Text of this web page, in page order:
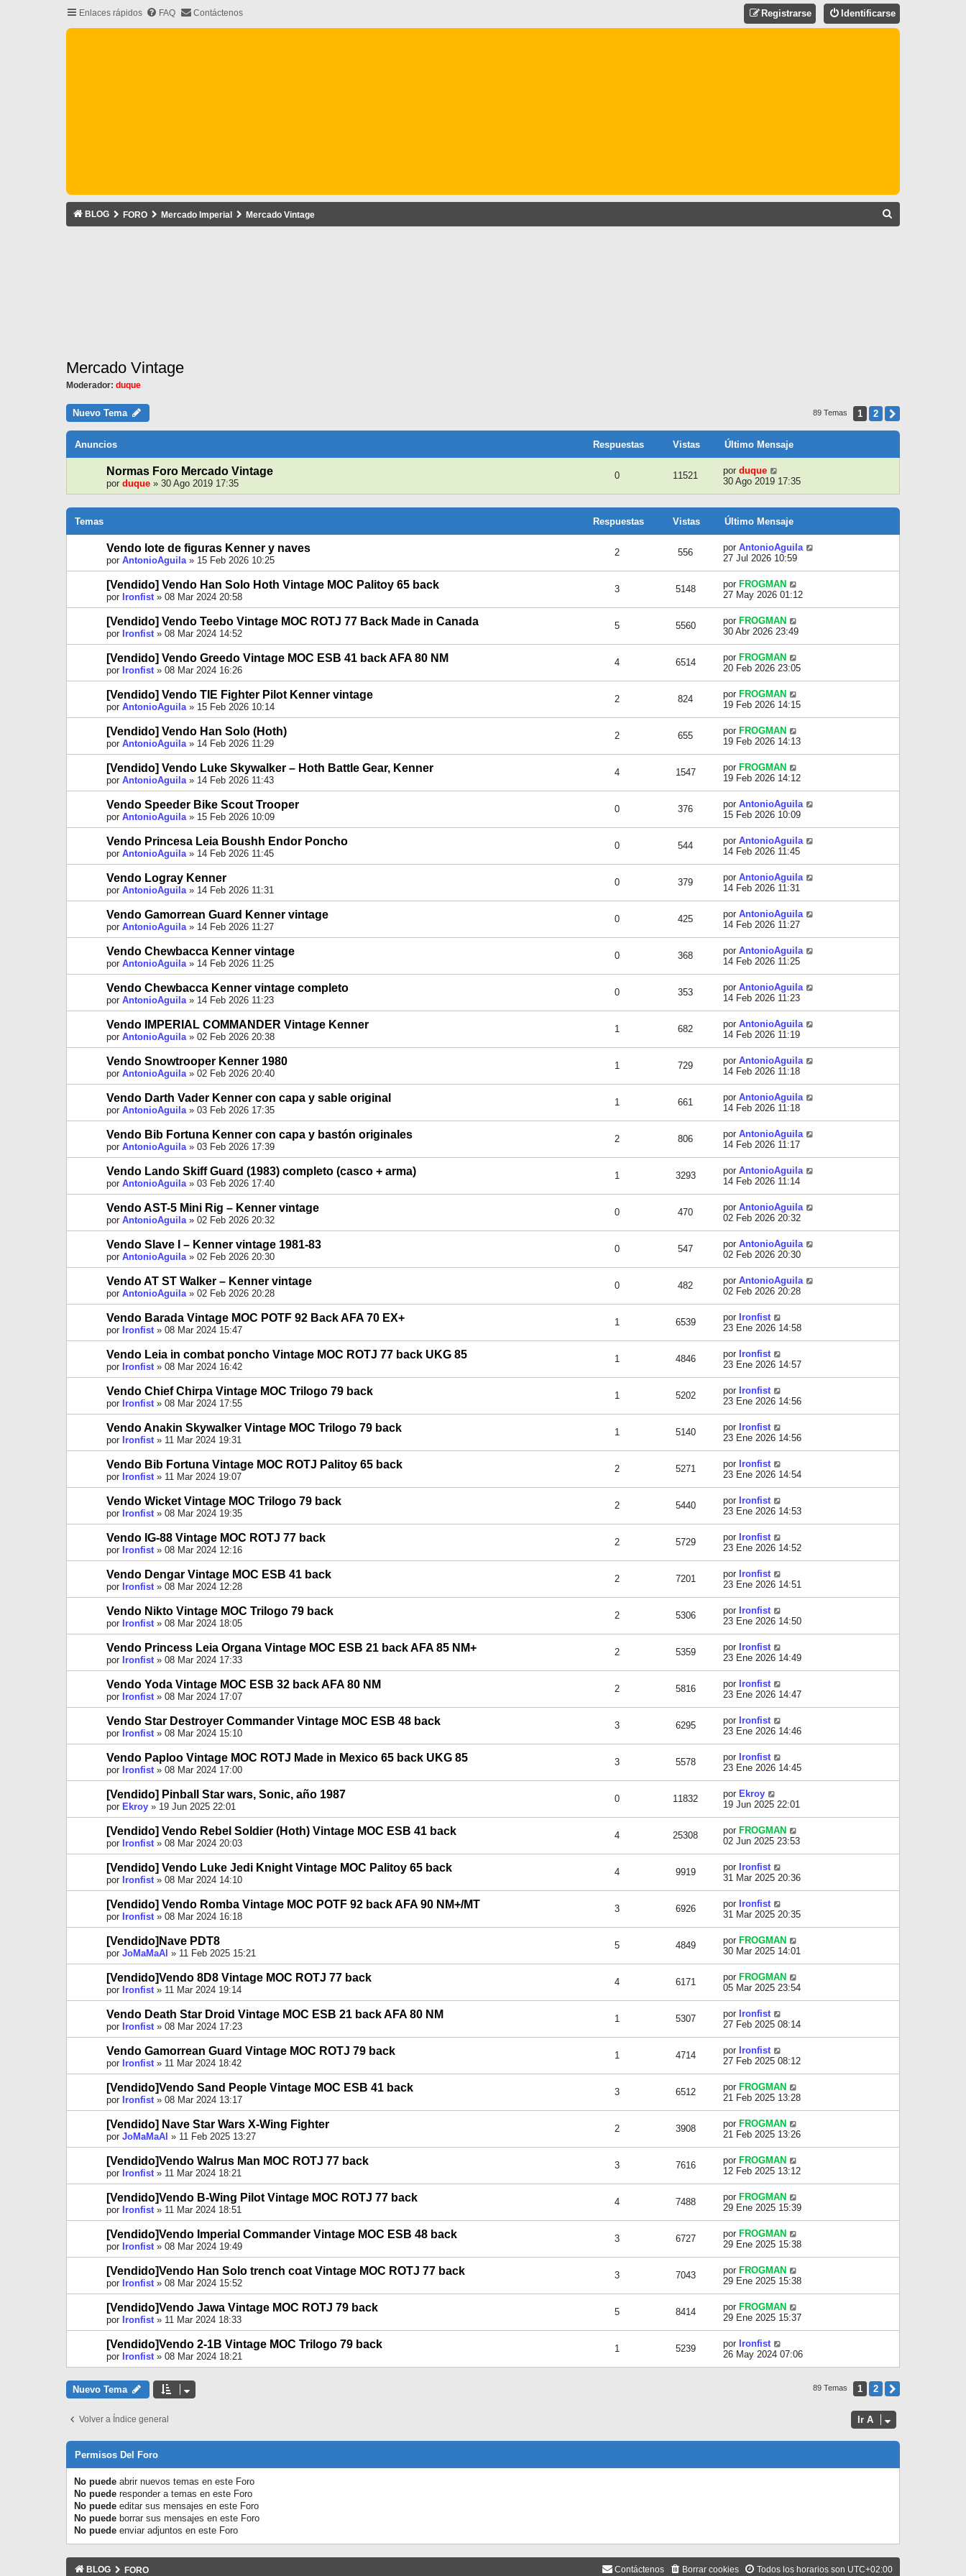
Enlaces rápidos FAQ Contáctenos Identificarse
Registrarse
BLOG FORO Mercado Imperial Mercado Vintage
Mercado Vintage
Moderador: duque
Nuevo Tema 89 Temas 1 2
Anuncios Respuestas Vistas Último Mensaje
Normas Foro Mercado Vintage
por duque » 30 Ago 2019 17:35
0 11521 por duque
30 Ago 2019 17:35
Temas Respuestas Vistas Último Mensaje
Vendo lote de figuras Kenner y naves
por AntonioAguila» 15 Feb 2026 10:25
2 556 por AntonioAguila
27 Jul 2026 10:59
[Vendido] Vendo Han Solo Hoth Vintage MOC Palitoy 65 back
por Ironfist» 08 Mar 2024 20:58
3 5148 por FROGMAN
27 May 2026 01:12
[Vendido] Vendo Teebo Vintage MOC ROTJ 77 Back Made in Canada
por Ironfist» 08 Mar 2024 14:52
5 5560 por FROGMAN
30 Abr 2026 23:49
[Vendido] Vendo Greedo Vintage MOC ESB 41 back AFA 80 NM
por Ironfist» 08 Mar 2024 16:26
4 6514 por FROGMAN
20 Feb 2026 23:05
[Vendido] Vendo TIE Fighter Pilot Kenner vintage
por AntonioAguila» 15 Feb 2026 10:14
2 824 por FROGMAN
19 Feb 2026 14:15
[Vendido] Vendo Han Solo (Hoth)
por AntonioAguila» 14 Feb 2026 11:29
2 655 por FROGMAN
19 Feb 2026 14:13
[Vendido] Vendo Luke Skywalker – Hoth Battle Gear, Kenner
por AntonioAguila» 14 Feb 2026 11:43
4 1547 por FROGMAN
19 Feb 2026 14:12
Vendo Speeder Bike Scout Trooper
por AntonioAguila» 15 Feb 2026 10:09
0 376 por AntonioAguila
15 Feb 2026 10:09
Vendo Princesa Leia Boushh Endor Poncho
por AntonioAguila» 14 Feb 2026 11:45
0 544 por AntonioAguila
14 Feb 2026 11:45
Vendo Logray Kenner
por AntonioAguila» 14 Feb 2026 11:31
0 379 por AntonioAguila
14 Feb 2026 11:31
Vendo Gamorrean Guard Kenner vintage
por AntonioAguila» 14 Feb 2026 11:27
0 425 por AntonioAguila
14 Feb 2026 11:27
Vendo Chewbacca Kenner vintage
por AntonioAguila» 14 Feb 2026 11:25
0 368 por AntonioAguila
14 Feb 2026 11:25
Vendo Chewbacca Kenner vintage completo
por AntonioAguila» 14 Feb 2026 11:23
0 353 por AntonioAguila
14 Feb 2026 11:23
Vendo IMPERIAL COMMANDER Vintage Kenner
por AntonioAguila» 02 Feb 2026 20:38
1 682 por AntonioAguila
14 Feb 2026 11:19
Vendo Snowtrooper Kenner 1980
por AntonioAguila» 02 Feb 2026 20:40
1 729 por AntonioAguila
14 Feb 2026 11:18
Vendo Darth Vader Kenner con capa y sable original
por AntonioAguila» 03 Feb 2026 17:35
1 661 por AntonioAguila
14 Feb 2026 11:18
Vendo Bib Fortuna Kenner con capa y bastón originales
por AntonioAguila» 03 Feb 2026 17:39
2 806 por AntonioAguila
14 Feb 2026 11:17
Vendo Lando Skiff Guard (1983) completo (casco + arma)
por AntonioAguila» 03 Feb 2026 17:40
1 3293 por AntonioAguila
14 Feb 2026 11:14
Vendo AST-5 Mini Rig – Kenner vintage
por AntonioAguila» 02 Feb 2026 20:32
0 470 por AntonioAguila
02 Feb 2026 20:32
Vendo Slave I – Kenner vintage 1981-83
por AntonioAguila» 02 Feb 2026 20:30
0 547 por AntonioAguila
02 Feb 2026 20:30
Vendo AT ST Walker – Kenner vintage
por AntonioAguila» 02 Feb 2026 20:28
0 482 por AntonioAguila
02 Feb 2026 20:28
Vendo Barada Vintage MOC POTF 92 Back AFA 70 EX+
por Ironfist» 08 Mar 2024 15:47
1 6539 por Ironfist
23 Ene 2026 14:58
Vendo Leia in combat poncho Vintage MOC ROTJ 77 back UKG 85
por Ironfist» 08 Mar 2024 16:42
1 4846 por Ironfist
23 Ene 2026 14:57
Vendo Chief Chirpa Vintage MOC Trilogo 79 back
por Ironfist» 08 Mar 2024 17:55
1 5202 por Ironfist
23 Ene 2026 14:56
Vendo Anakin Skywalker Vintage MOC Trilogo 79 back
por Ironfist» 11 Mar 2024 19:31
1 5140 por Ironfist
23 Ene 2026 14:56
Vendo Bib Fortuna Vintage MOC ROTJ Palitoy 65 back
por Ironfist» 11 Mar 2024 19:07
2 5271 por Ironfist
23 Ene 2026 14:54
Vendo Wicket Vintage MOC Trilogo 79 back
por Ironfist» 08 Mar 2024 19:35
2 5440 por Ironfist
23 Ene 2026 14:53
Vendo IG-88 Vintage MOC ROTJ 77 back
por Ironfist» 08 Mar 2024 12:16
2 5729 por Ironfist
23 Ene 2026 14:52
Vendo Dengar Vintage MOC ESB 41 back
por Ironfist» 08 Mar 2024 12:28
2 7201 por Ironfist
23 Ene 2026 14:51
Vendo Nikto Vintage MOC Trilogo 79 back
por Ironfist» 08 Mar 2024 18:05
2 5306 por Ironfist
23 Ene 2026 14:50
Vendo Princess Leia Organa Vintage MOC ESB 21 back AFA 85 NM+
por Ironfist» 08 Mar 2024 17:33
2 5359 por Ironfist
23 Ene 2026 14:49
Vendo Yoda Vintage MOC ESB 32 back AFA 80 NM
por Ironfist» 08 Mar 2024 17:07
2 5816 por Ironfist
23 Ene 2026 14:47
Vendo Star Destroyer Commander Vintage MOC ESB 48 back
por Ironfist» 08 Mar 2024 15:10
3 6295 por Ironfist
23 Ene 2026 14:46
Vendo Paploo Vintage MOC ROTJ Made in Mexico 65 back UKG 85
por Ironfist» 08 Mar 2024 17:00
3 5578 por Ironfist
23 Ene 2026 14:45
[Vendido] Pinball Star wars, Sonic, año 1987
por Ekroy » 19 Jun 2025 22:01
0 11832 por Ekroy
19 Jun 2025 22:01
[Vendido] Vendo Rebel Soldier (Hoth) Vintage MOC ESB 41 back
por Ironfist» 08 Mar 2024 20:03
4 25308 por FROGMAN
02 Jun 2025 23:53
[Vendido] Vendo Luke Jedi Knight Vintage MOC Palitoy 65 back
por Ironfist» 08 Mar 2024 14:10
4 9919 por Ironfist
31 Mar 2025 20:36
[Vendido] Vendo Romba Vintage MOC POTF 92 back AFA 90 NM+/MT
por Ironfist» 08 Mar 2024 16:18
3 6926 por Ironfist
31 Mar 2025 20:35
[Vendido]Nave PDT8
por JoMaMaAl » 11 Feb 2025 15:21
5 4849 por FROGMAN
30 Mar 2025 14:01
[Vendido]Vendo 8D8 Vintage MOC ROTJ 77 back
por Ironfist» 11 Mar 2024 19:14
4 6171 por FROGMAN
05 Mar 2025 23:54
Vendo Death Star Droid Vintage MOC ESB 21 back AFA 80 NM
por Ironfist» 08 Mar 2024 17:23
1 5307 por Ironfist
27 Feb 2025 08:14
Vendo Gamorrean Guard Vintage MOC ROTJ 79 back
por Ironfist» 11 Mar 2024 18:42
1 4714 por Ironfist
27 Feb 2025 08:12
[Vendido]Vendo Sand People Vintage MOC ESB 41 back
por Ironfist» 08 Mar 2024 13:17
3 6512 por FROGMAN
21 Feb 2025 13:28
[Vendido] Nave Star Wars X-Wing Fighter
por JoMaMaAl » 11 Feb 2025 13:27
2 3908 por FROGMAN
21 Feb 2025 13:26
[Vendido]Vendo Walrus Man MOC ROTJ 77 back
por Ironfist» 11 Mar 2024 18:21
3 7616 por FROGMAN
12 Feb 2025 13:12
[Vendido]Vendo B-Wing Pilot Vintage MOC ROTJ 77 back
por Ironfist» 11 Mar 2024 18:51
4 7488 por FROGMAN
29 Ene 2025 15:39
[Vendido]Vendo Imperial Commander Vintage MOC ESB 48 back
por Ironfist» 08 Mar 2024 19:49
3 6727 por FROGMAN
29 Ene 2025 15:38
[Vendido]Vendo Han Solo trench coat Vintage MOC ROTJ 77 back
por Ironfist» 08 Mar 2024 15:52
3 7043 por FROGMAN
29 Ene 2025 15:38
[Vendido]Vendo Jawa Vintage MOC ROTJ 79 back
por Ironfist» 11 Mar 2024 18:33
5 8414 por FROGMAN
29 Ene 2025 15:37
[Vendido]Vendo 2-1B Vintage MOC Trilogo 79 back
por Ironfist» 08 Mar 2024 18:21
1 5239 por Ironfist
26 May 2024 07:06
Nuevo Tema 89 Temas 1 2
Volver a Índice general Ir A
Permisos Del Foro
No puede abrir nuevos temas en este Foro
No puede responder a temas en este Foro
No puede editar sus mensajes en este Foro
No puede borrar sus mensajes en este Foro
No puede enviar adjuntos en este Foro
BLOG FORO Todos los horarios son UTC+02:00
Borrar cookies
Contáctenos